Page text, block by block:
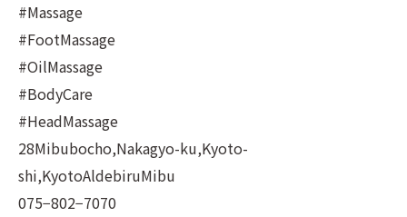
#Massage
#FootMassage
#OilMassage
#BodyCare
#HeadMassage
28Mibubocho,Nakagyo-ku,Kyoto-
shi,KyotoAldebiruMibu
075−802−7070